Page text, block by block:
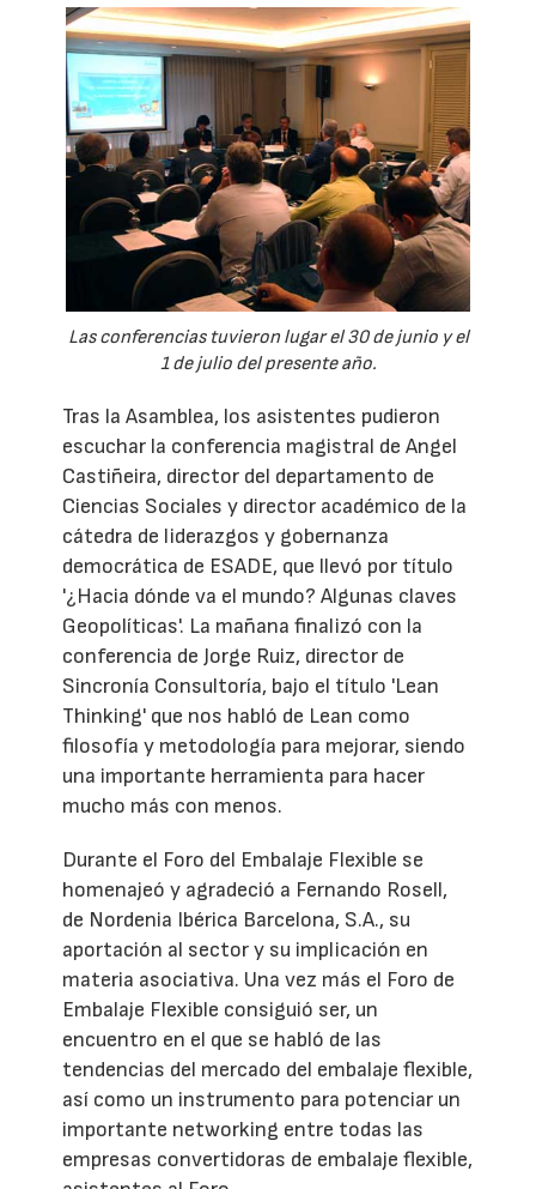
Las conferencias tuvieron lugar el 30 de junio y el
1 de julio del presente año.
Tras la Asamblea, los asistentes pudieron
escuchar la conferencia magistral de Angel
Castiñeira, director del departamento de
Ciencias Sociales y director académico de la
cátedra de liderazgos y gobernanza
democrática de ESADE, que llevó por título
'¿Hacia dónde va el mundo? Algunas claves
Geopolíticas'. La mañana finalizó con la
conferencia de Jorge Ruiz, director de
Sincronía Consultoría, bajo el título 'Lean
Thinking' que nos habló de Lean como
filosofía y metodología para mejorar, siendo
una importante herramienta para hacer
mucho más con menos.
Durante el Foro del Embalaje Flexible se
homenajeó y agradeció a Fernando Rosell,
de Nordenia Ibérica Barcelona, S.A., su
aportación al sector y su implicación en
materia asociativa. Una vez más el Foro de
Embalaje Flexible consiguió ser, un
encuentro en el que se habló de las
tendencias del mercado del embalaje flexible,
así como un instrumento para potenciar un
importante networking entre todas las
empresas convertidoras de embalaje flexible,